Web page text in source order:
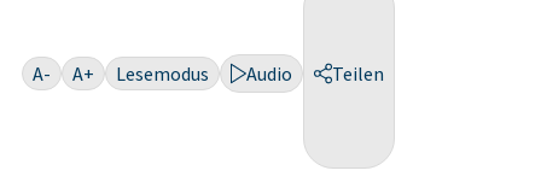
A- A+ Lesemodus Audio Teilen